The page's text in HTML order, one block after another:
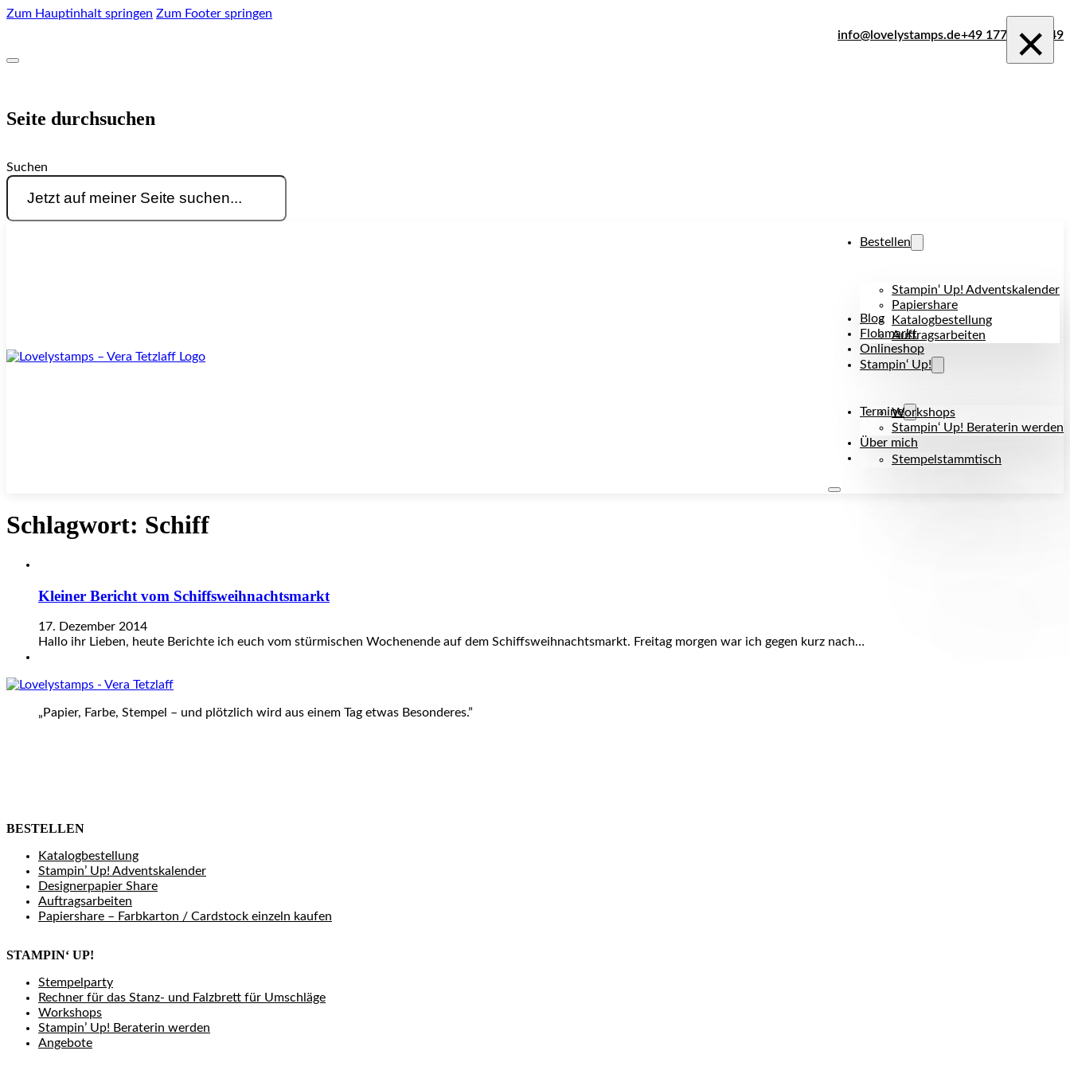
Zum Hauptinhalt springen Zum Footer springen
info@lovelystamps.de+49 177 242 1849
Seite durchsuchen
Suchen
×
Bestellen
Stampin‘ Up! Adventskalender
Papiershare
Katalogbestellung
Auftragsarbeiten
Blog
Flohmarkt
Onlineshop
Stampin‘ Up!
Workshops
Stampin‘ Up! Beraterin werden
Termine
Stempelstammtisch
Über mich
Kontakt
Schlagwort: Schiff
Kleiner Bericht vom Schiffsweihnachtsmarkt
17. Dezember 2014
Hallo ihr Lieben, heute Berichte ich euch vom stürmischen Wochenende auf dem Schiffsweihnachtsmarkt. Freitag morgen war ich gegen kurz nach…
„Papier, Farbe, Stempel – und plötzlich wird aus einem Tag etwas Besonderes.”
BESTELLEN
Katalogbestellung
Stampin’ Up! Adventskalender
Designerpapier Share
Auftragsarbeiten
Papiershare – Farbkarton / Cardstock einzeln kaufen
STAMPIN‘ UP!
Stempelparty
Rechner für das Stanz- und Falzbrett für Umschläge
Workshops
Stampin’ Up! Beraterin werden
Angebote